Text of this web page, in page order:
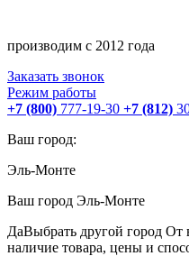
производим с 2012 года
Заказать звонок
Режим работы
+7 (800) 777-19-30 +7 (812)
Ваш город:
Эль-Монте
Ваш город Эль-Монте
ДаВыбрать другой город От
наличие товара, цены и